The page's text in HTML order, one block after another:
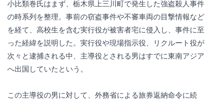
小比類巻氏はまず、栃木県上三川町で発生した強盗殺人事件
の時系列を整理。事前の窃盗事件や不審車両の目撃情報など
を経て、高校生を含む実行役が被害者宅に侵入し、事件に至
った経緯を説明した。実行役や現場指示役、リクルート役が
次々と逮捕される中、主導役とされる男はすでに東南アジア
へ出国していたという。
この主導役の男に対して、外務省による旅券返納命令に続